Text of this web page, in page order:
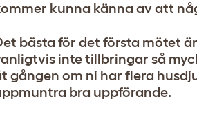
kunna känna av att
bästa för det första mötet
inte tillbringar så
gången om ni har flera
bra uppförande.